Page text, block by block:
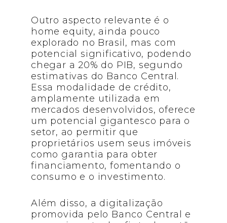
Outro aspecto relevante é o
home equity, ainda pouco
explorado no Brasil, mas com
potencial significativo, podendo
chegar a 20% do PIB, segundo
estimativas do Banco Central.
Essa modalidade de crédito,
amplamente utilizada em
mercados desenvolvidos, oferece
um potencial gigantesco para o
setor, ao permitir que
proprietários usem seus imóveis
como garantia para obter
financiamento, fomentando o
consumo e o investimento.
Além disso, a digitalização
promovida pelo Banco Central e